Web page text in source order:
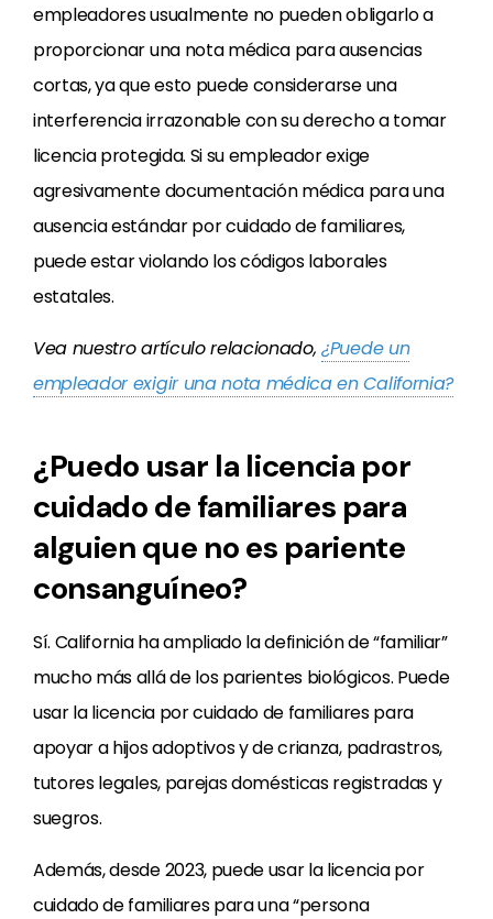
empleadores usualmente no pueden obligarlo a
proporcionar una nota médica para ausencias
cortas, ya que esto puede considerarse una
interferencia irrazonable con su derecho a tomar
licencia protegida. Si su empleador exige
agresivamente documentación médica para una
ausencia estándar por cuidado de familiares,
puede estar violando los códigos laborales
estatales.
Vea nuestro artículo relacionado,¿Puede un
empleador exigir una nota médica en California?
¿Puedo usar la licencia por
cuidado de familiares para
alguien que no es pariente
consanguíneo?
Sí. California ha ampliado la definición de “familiar”
mucho más allá de los parientes biológicos. Puede
usar la licencia por cuidado de familiares para
apoyar a hijos adoptivos y de crianza, padrastros,
tutores legales, parejas domésticas registradas y
suegros.
Además, desde 2023, puede usar la licencia por
cuidado de familiares para una “persona